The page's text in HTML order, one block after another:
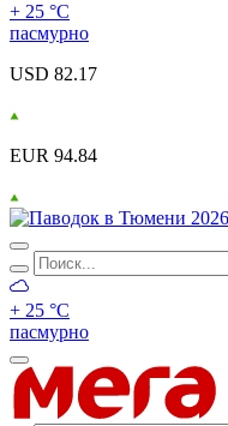
+ 25 °С
пасмурно
USD 82.17
EUR 94.84
+ 25 °С
пасмурно